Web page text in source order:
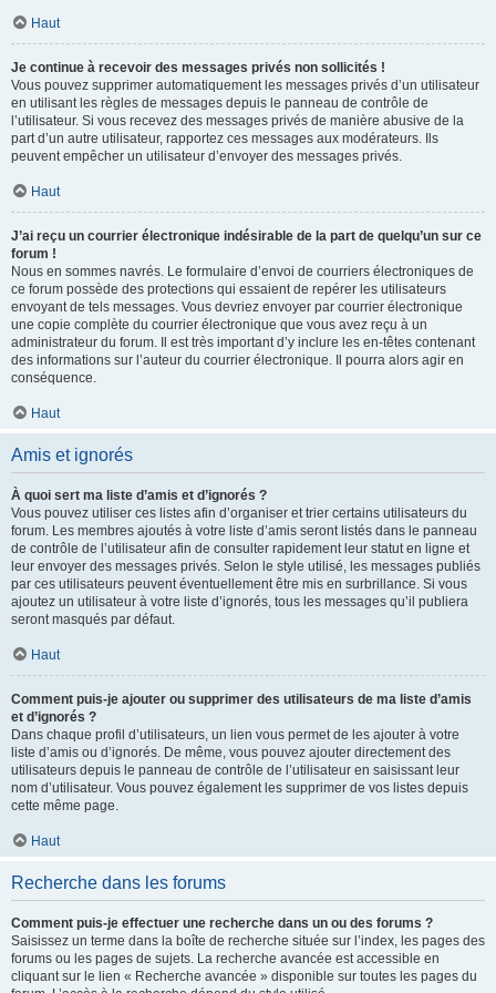
Haut
Je continue à recevoir des messages privés non sollicités !
Vous pouvez supprimer automatiquement les messages privés d’un utilisateur
en utilisant les règles de messages depuis le panneau de contrôle de
l’utilisateur. Si vous recevez des messages privés de manière abusive de la
part d’un autre utilisateur, rapportez ces messages aux modérateurs. Ils
peuvent empêcher un utilisateur d’envoyer des messages privés.
Haut
J’ai reçu un courrier électronique indésirable de la part de quelqu’un sur ce
forum !
Nous en sommes navrés. Le formulaire d’envoi de courriers électroniques de
ce forum possède des protections qui essaient de repérer les utilisateurs
envoyant de tels messages. Vous devriez envoyer par courrier électronique
une copie complète du courrier électronique que vous avez reçu à un
administrateur du forum. Il est très important d’y inclure les en-têtes contenant
des informations sur l’auteur du courrier électronique. Il pourra alors agir en
conséquence.
Haut
Amis et ignorés
À quoi sert ma liste d’amis et d’ignorés ?
Vous pouvez utiliser ces listes afin d’organiser et trier certains utilisateurs du
forum. Les membres ajoutés à votre liste d’amis seront listés dans le panneau
de contrôle de l’utilisateur afin de consulter rapidement leur statut en ligne et
leur envoyer des messages privés. Selon le style utilisé, les messages publiés
par ces utilisateurs peuvent éventuellement être mis en surbrillance. Si vous
ajoutez un utilisateur à votre liste d’ignorés, tous les messages qu’il publiera
seront masqués par défaut.
Haut
Comment puis-je ajouter ou supprimer des utilisateurs de ma liste d’amis
et d’ignorés ?
Dans chaque profil d’utilisateurs, un lien vous permet de les ajouter à votre
liste d’amis ou d’ignorés. De même, vous pouvez ajouter directement des
utilisateurs depuis le panneau de contrôle de l’utilisateur en saisissant leur
nom d’utilisateur. Vous pouvez également les supprimer de vos listes depuis
cette même page.
Haut
Recherche dans les forums
Comment puis-je effectuer une recherche dans un ou des forums ?
Saisissez un terme dans la boîte de recherche située sur l’index, les pages des
forums ou les pages de sujets. La recherche avancée est accessible en
cliquant sur le lien « Recherche avancée » disponible sur toutes les pages du